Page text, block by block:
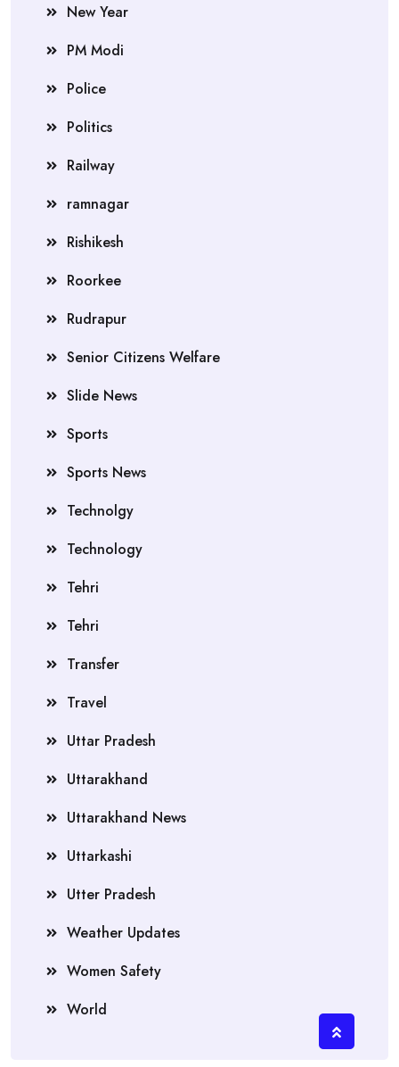
New Year
PM Modi
Police
Politics
Railway
ramnagar
Rishikesh
Roorkee
Rudrapur
Senior Citizens Welfare
Slide News
Sports
Sports News
Technolgy
Technology
Tehri
Tehri
Transfer
Travel
Uttar Pradesh
Uttarakhand
Uttarakhand News
Uttarkashi
Utter Pradesh
Weather Updates
Women Safety
World